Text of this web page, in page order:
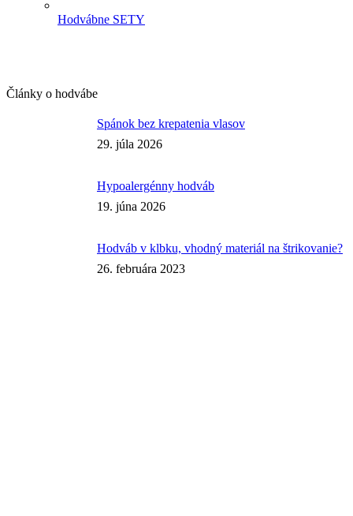
Hodvábne SETY
Články o hodvábe
Spánok bez krepatenia vlasov
29. júla 2026
Hypoalergénny hodváb
19. júna 2026
Hodváb v klbku, vhodný materiál na štrikovanie?
26. februára 2023